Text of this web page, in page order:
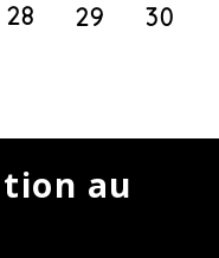
28 29 30
au